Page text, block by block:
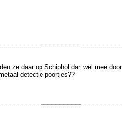
ze daar op Schiphol dan wel mee door
detectie-poortjes??